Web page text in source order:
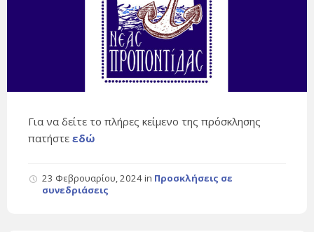
Για να δείτε το πλήρες κείμενο της πρόσκλησης
πατήστε εδώ
23 Φεβρουαρίου, 2024in Προσκλήσεις σε
συνεδριάσεις